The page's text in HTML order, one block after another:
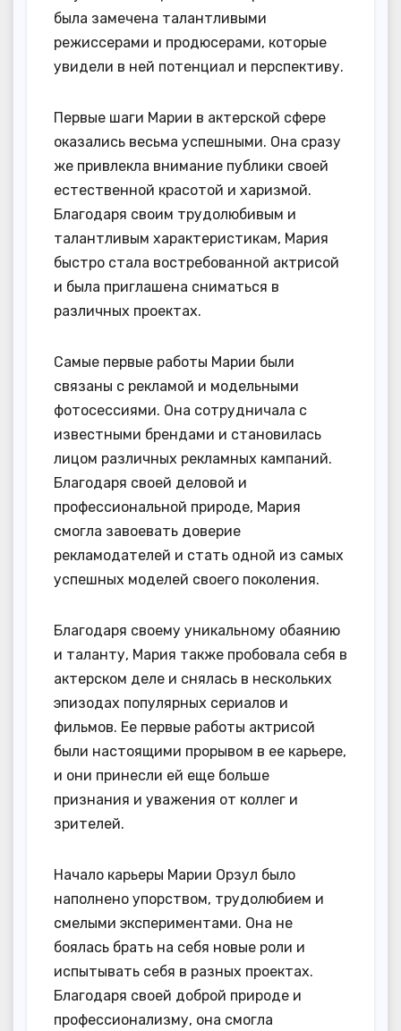
была замечена талантливыми
режиссерами и продюсерами, которые
увидели в ней потенциал и перспективу.
Первые шаги Марии в актерской сфере
оказались весьма успешными. Она сразу
же привлекла внимание публики своей
естественной красотой и харизмой.
Благодаря своим трудолюбивым и
талантливым характеристикам, Мария
быстро стала востребованной актрисой
и была приглашена сниматься в
различных проектах.
Самые первые работы Марии были
связаны с рекламой и модельными
фотосессиями. Она сотрудничала с
известными брендами и становилась
лицом различных рекламных кампаний.
Благодаря своей деловой и
профессиональной природе, Мария
смогла завоевать доверие
рекламодателей и стать одной из самых
успешных моделей своего поколения.
Благодаря своему уникальному обаянию
и таланту, Мария также пробовала себя в
актерском деле и снялась в нескольких
эпизодах популярных сериалов и
фильмов. Ее первые работы актрисой
были настоящими прорывом в ее карьере,
и они принесли ей еще больше
признания и уважения от коллег и
зрителей.
Начало карьеры Марии Орзул было
наполнено упорством, трудолюбием и
смелыми экспериментами. Она не
боялась брать на себя новые роли и
испытывать себя в разных проектах.
Благодаря своей доброй природе и
профессионализму, она смогла